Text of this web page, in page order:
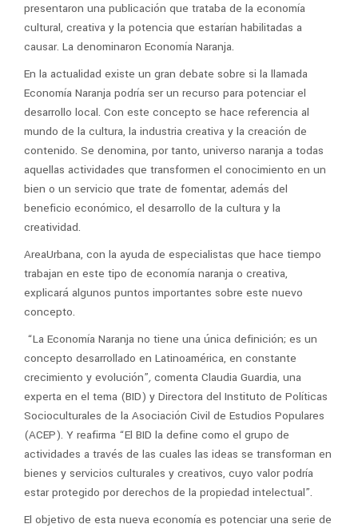
presentaron una publicación que trataba de la economía
cultural, creativa y la potencia que estarían habilitadas a
causar. La denominaron Economía Naranja.
En la actualidad existe un gran debate sobre si la llamada
Economía Naranja podría ser un recurso para potenciar el
desarrollo local. Con este concepto se hace referencia al
mundo de la cultura, la industria creativa y la creación de
contenido. Se denomina, por tanto, universo naranja a todas
aquellas actividades que transformen el conocimiento en un
bien o un servicio que trate de fomentar, además del
beneficio económico, el desarrollo de la cultura y la
creatividad.
AreaUrbana, con la ayuda de especialistas que hace tiempo
trabajan en este tipo de economía naranja o creativa,
explicará algunos puntos importantes sobre este nuevo
concepto.
“La Economía Naranja no tiene una única definición; es un
concepto desarrollado en Latinoamérica, en constante
crecimiento y evolución”, comenta Claudia Guardia, una
experta en el tema (BID) y Directora del Instituto de Políticas
Socioculturales de la Asociación Civil de Estudios Populares
(ACEP). Y reafirma “El BID la define como el grupo de
actividades a través de las cuales las ideas se transforman en
bienes y servicios culturales y creativos, cuyo valor podría
estar protegido por derechos de la propiedad intelectual”.
El objetivo de esta nueva economía es potenciar una serie de